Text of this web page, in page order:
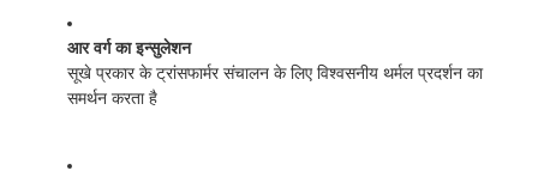
आर वर्ग का इन्सुलेशन
सूखे प्रकार के ट्रांसफार्मर संचालन के लिए विश्वसनीय थर्मल प्रदर्शन का
समर्थन करता है